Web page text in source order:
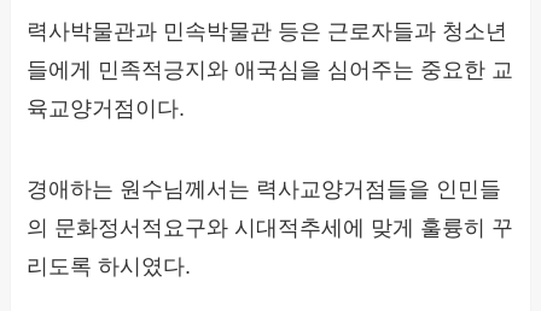
력사박물관과 민속박물관 등은 근로자들과 청소년
들에게 민족적긍지와 애국심을 심어주는 중요한 교
육교양거점이다.
경애하는 원수님께서는 력사교양거점들을 인민들
의 문화정서적요구와 시대적추세에 맞게 훌륭히 꾸
리도록 하시였다.